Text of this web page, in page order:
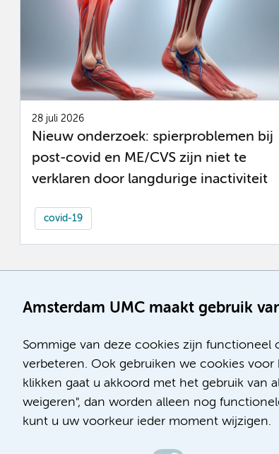
Amsterdam UMC maakt gebruik
Sommige van deze cookies zijn
verbeteren. Ook gebruiken we cookies
klikken gaat u akkoord met het gebruik van
weigeren", dan worden alleen nog
kunt u uw voorkeur ieder moment wijzigen.
28 juli 2026
Nieuw onderzoek: spierproblemen bij
post-covid en ME/CVS zijn niet te
verklaren door langdurige inactiviteit
covid-19